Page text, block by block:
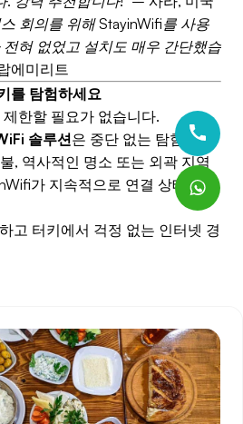
회의를 위해 StayinWifi를 사용
혀 없었고 설치도 매우 간단했습
에미리트
를 탐험하세요
한할 필요가 없습니다.
솔루션은 중단 없는 탐험을 가
, 역사적인 명소 또는 외곽 지역
가 지속적으로 연결 상태를 유
고 터키에서 걱정 없는 인터넷 경